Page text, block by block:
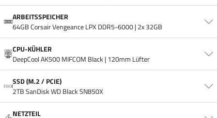
ARBEITSSPEICHER
64GB Corsair Vengeance LPX DDR5-6000 | 2x 32GB
CPU-KÜHLER
DeepCool AK500 MIFCOM Black | 120mm Lüfter
SSD (M.2 / PCIE)
2TB SanDisk WD Black SN850X
NETZTEIL